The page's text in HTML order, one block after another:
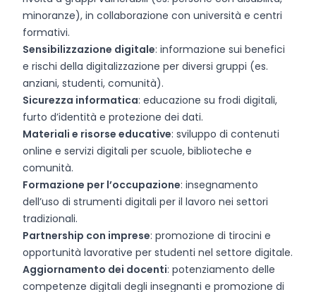
minoranze), in collaborazione con università e centri
formativi.
Sensibilizzazione digitale: informazione sui benefici
e rischi della digitalizzazione per diversi gruppi (es.
anziani, studenti, comunità).
Sicurezza informatica: educazione su frodi digitali,
furto d’identità e protezione dei dati.
Materiali e risorse educative: sviluppo di contenuti
online e servizi digitali per scuole, biblioteche e
comunità.
Formazione per l’occupazione: insegnamento
dell’uso di strumenti digitali per il lavoro nei settori
tradizionali.
Partnership con imprese: promozione di tirocini e
opportunità lavorative per studenti nel settore digitale.
Aggiornamento dei docenti: potenziamento delle
competenze digitali degli insegnanti e promozione di